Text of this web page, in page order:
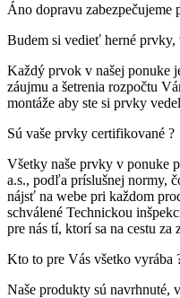
Áno dopravu zabezpečujeme
Budem si vedieť herné prvky,
Každý prvok v našej ponuke
záujmu a šetrenia rozpočtu
montáže aby ste si prvky
Sú vaše prvky certifikované ?
Všetky naše prvky v ponuke
a.s., podľa príslušnej normy,
nájsť na webe pri každom
schválené Technickou
pre nás tí, ktorí sa na cestu
Kto to pre Vás všetko vyrába
Naše produkty sú navrhnuté,